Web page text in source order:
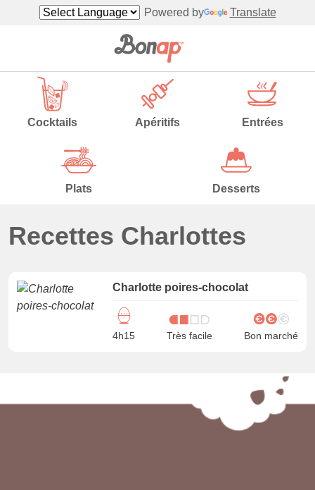
Powered by Translate
Cocktails Apéritifs Entrées
Plats Desserts
Recettes Charlottes
Charlotte poires-chocolat
4h15 Très facile Bon marché